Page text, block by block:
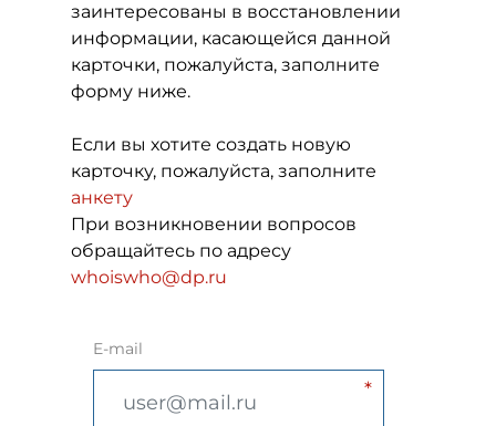
заинтересованы в восстановлении
информации, касающейся данной
карточки, пожалуйста, заполните
форму ниже.
Если вы хотите создать новую
карточку, пожалуйста, заполните
анкету
При возникновении вопросов
обращайтесь по адресу
whoiswho@dp.ru
E-mail